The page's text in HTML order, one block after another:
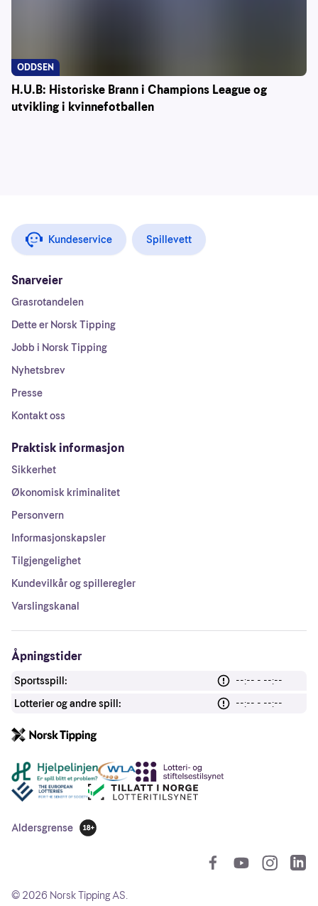
H.U.B: Historiske Brann i Champions League og
utvikling i kvinnefotballen
ODDSEN
Kundeservice Spillevett
Snarveier
Grasrotandelen
Dette er Norsk Tipping
Jobb i Norsk Tipping
Nyhetsbrev
Presse
Kontakt oss
Praktisk informasjon
Sikkerhet
Økonomisk kriminalitet
Personvern
Informasjonskapsler
Tilgjengelighet
Kundevilkår og spilleregler
Varslingskanal
Åpningstider
Sportsspill:
--:-- - --:--
Lotterier og andre spill:
--:-- - --:--
Andre lenker
Aldersgrense
18 år
© 2026 Norsk Tipping AS.